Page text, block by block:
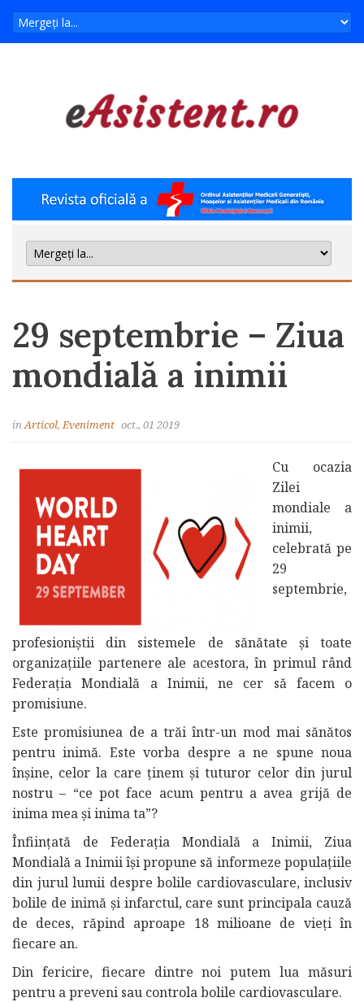
29 septembrie – Ziua
mondială a inimii
inArticol, Eveniment oct., 01 2019
Cu ocazia
Zilei
mondiale a
inimii,
celebrată pe
29
septembrie,
profesioniștii din sistemele de sănătate și toate
organizațiile partenere ale acestora, în primul rând
Federația Mondială a Inimii, ne cer să facem o
promisiune.
Este promisiunea de a trăi într-un mod mai sănătos
pentru inimă. Este vorba despre a ne spune noua
înșine, celor la care ținem și tuturor celor din jurul
nostru – “ce pot face acum pentru a avea grijă de
inima mea și inima ta”?
Înființată de Federația Mondială a Inimii, Ziua
Mondială a Inimii își propune să informeze populațiile
din jurul lumii despre bolile cardiovasculare, inclusiv
bolile de inimă și infarctul, care sunt principala cauză
de deces, răpind aproape 18 milioane de vieți în
fiecare an.
Din fericire, fiecare dintre noi putem lua măsuri
pentru a preveni sau controla bolile cardiovasculare.